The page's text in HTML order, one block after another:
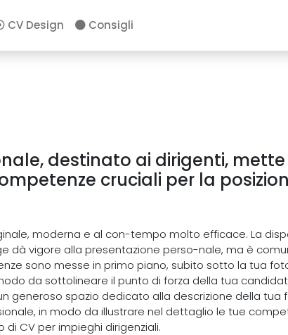
CV Design Consigli
destinato ai dirigenti, mette
cruciali per la
moderna e al con-tempo molto efficace. La
dà vigore alla presentazione perso-nale, ma è
sono messe in primo piano, subito sotto la tua
da sottolineare il punto di forza della tua
generoso spazio dedicato alla descrizione della tua
in modo da illustrare nel dettaglio le tue
CV per impieghi dirigenziali.